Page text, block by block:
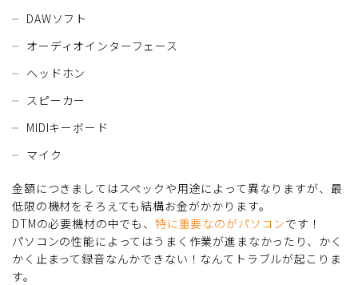
DAWソフト
オーディオインターフェース
ヘッドホン
スピーカー
MIDIキーボード
マイク
金額につきましてはスペックや用途によって異なりますが、最
低限の機材をそろえても結構お金がかかります。
DTMの必要機材の中でも、 特に重要なのがパソコンです！
パソコンの性能によってはうまく作業が進まなかったり、かく
かく止まって録音なんかできない！なんてトラブルが起こりま
す。